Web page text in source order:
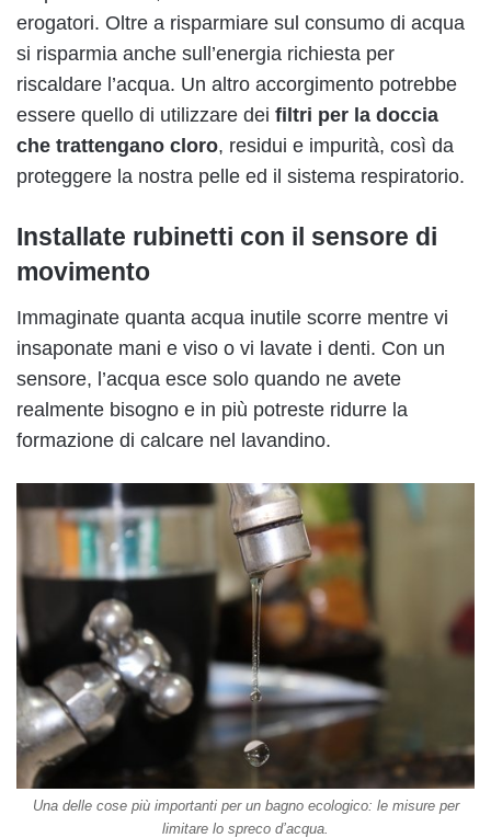
erogatori. Oltre a risparmiare sul consumo di acqua
si risparmia anche sull’energia richiesta per
riscaldare l’acqua. Un altro accorgimento potrebbe
essere quello di utilizzare dei filtri per la doccia
che trattengano cloro, residui e impurità, così da
proteggere la nostra pelle ed il sistema respiratorio.
Installate rubinetti con il sensore di
movimento
Immaginate quanta acqua inutile scorre mentre vi
insaponate mani e viso o vi lavate i denti. Con un
sensore, l’acqua esce solo quando ne avete
realmente bisogno e in più potreste ridurre la
formazione di calcare nel lavandino.
Una delle cose più importanti per un bagno ecologico: le misure per
limitare lo spreco d’acqua.